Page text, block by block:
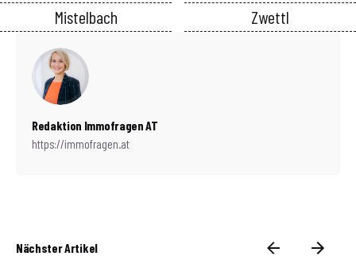
Mistelbach
Zwettl
Redaktion Immofragen AT
https://immofragen.at
Nächster Artikel